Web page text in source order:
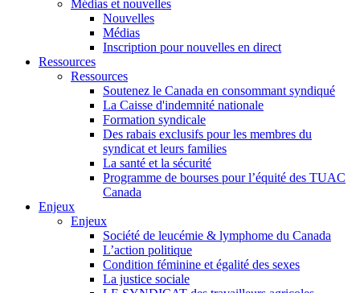
Médias et nouvelles
Nouvelles
Médias
Inscription pour nouvelles en direct
Ressources
Ressources
Soutenez le Canada en consommant syndiqué
La Caisse d'indemnité nationale
Formation syndicale
Des rabais exclusifs pour les membres du
syndicat et leurs families
La santé et la sécurité
Programme de bourses pour l’équité des TUAC
Canada
Enjeux
Enjeux
Société de leucémie & lymphome du Canada
L’action politique
Condition féminine et égalité des sexes
La justice sociale